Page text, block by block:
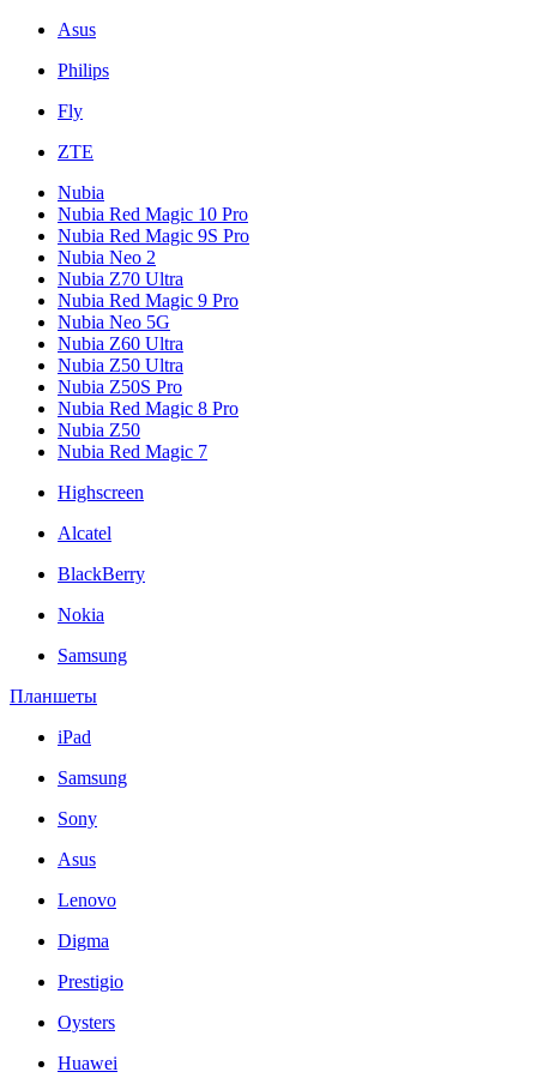
Asus
Philips
Fly
ZTE
Nubia
Nubia Red Magic 10 Pro
Nubia Red Magic 9S Pro
Nubia Neo 2
Nubia Z70 Ultra
Nubia Red Magic 9 Pro
Nubia Neo 5G
Nubia Z60 Ultra
Nubia Z50 Ultra
Nubia Z50S Pro
Nubia Red Magic 8 Pro
Nubia Z50
Nubia Red Magic 7
Highscreen
Alcatel
BlackBerry
Nokia
Samsung
Планшеты
iPad
Samsung
Sony
Asus
Lenovo
Digma
Prestigio
Oysters
Huawei